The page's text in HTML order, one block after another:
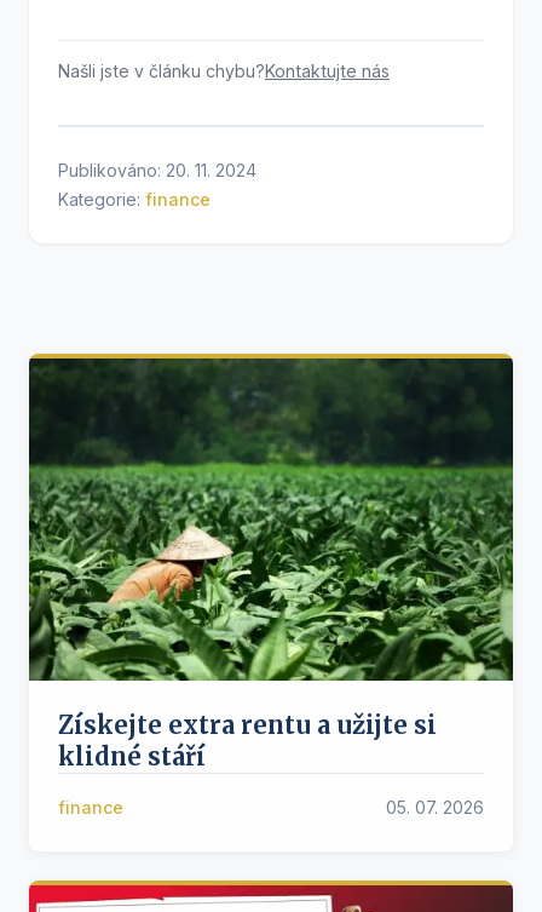
Našli jste v článku chybu?Kontaktujte nás
Publikováno: 20. 11. 2024
Kategorie: finance
Získejte extra rentu a užijte si
klidné stáří
finance 05. 07. 2026